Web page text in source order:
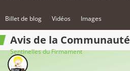
Billet de blog Vidéos Images
Avis de la Communauté
Sentinelles du Firmament